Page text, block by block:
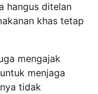
hangus ditelan
khas tetap
mengajak
menjaga
tidak